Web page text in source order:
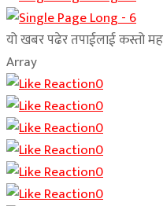
यो खबर पढेर तपाईलाई कस्तो
Array
0
0
0
0
0
0